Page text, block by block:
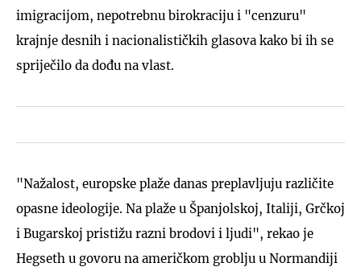
imigracijom, nepotrebnu birokraciju i "cenzuru"
krajnje desnih i nacionalističkih glasova kako bi ih se
spriječilo da dođu na vlast.
"Nažalost, europske plaže danas preplavljuju različite
opasne ideologije. Na plaže u Španjolskoj, Italiji, Grčkoj
i Bugarskoj pristižu razni brodovi i ljudi", rekao je
Hegseth u govoru na američkom groblju u Normandiji